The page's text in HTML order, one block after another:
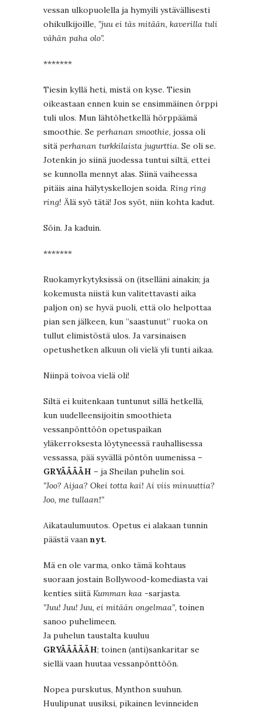
vessan ulkopuolella ja hymyili ystävällisesti
ohikulkijoille, ”juu ei täs mitään, kaverilla tuli
vähän paha olo”.
*******
Tiesin kyllä heti, mistä on kyse. Tiesin
oikeastaan ennen kuin se ensimmäinen örppi
tuli ulos. Mun lähtöhetkellä hörppäämä
smoothie. Se perhanan smoothie, jossa oli
sitä perhanan turkkilaista jugurttia. Se oli se.
Jotenkin jo siinä juodessa tuntui siltä, ettei
se kunnolla mennyt alas. Siinä vaiheessa
pitäis aina hälytyskellojen soida. Ring ring
ring! Älä syö tätä! Jos syöt, niin kohta kadut.
Söin. Ja kaduin.
*******
Ruokamyrkytyksissä on (itselläni ainakin; ja
kokemusta niistä kun valitettavasti aika
paljon on) se hyvä puoli, että olo helpottaa
pian sen jälkeen, kun ”saastunut” ruoka on
tullut elimistöstä ulos. Ja varsinaisen
opetushetken alkuun oli vielä yli tunti aikaa.
Niinpä toivoa vielä oli!
Siltä ei kuitenkaan tuntunut sillä hetkellä,
kun uudelleensijoitin smoothieta
vessanpönttöön opetuspaikan
yläkerroksesta löytyneessä rauhallisessa
vessassa, pää syvällä pöntön uumenissa –
GRYÄÄÄÄH – ja Sheilan puhelin soi.
”Joo? Aijaa? Okei totta kai! Ai viis minuuttia?
Joo, me tullaan!”
Aikataulumuutos. Opetus ei alakaan tunnin
päästä vaan nyt.
Mä en ole varma, onko tämä kohtaus
suoraan jostain Bollywood-komediasta vai
kenties siitä Kumman kaa -sarjasta.
”Juu! Juu! Juu, ei mitään ongelmaa”, toinen
sanoo puhelimeen.
Ja puhelun taustalta kuuluu
GRYÄÄÄÄÄH; toinen (anti)sankaritar se
siellä vaan huutaa vessanpönttöön.
Nopea purskutus, Mynthon suuhun.
Huulipunat uusiksi, pikainen levinneiden